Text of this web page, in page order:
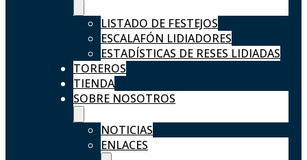
LISTADO DE FESTEJOS
ESCALAFÓN LIDIADORES
ESTADÍSTICAS DE RESES LIDIADAS
TOREROS
TIENDA
SOBRE NOSOTROS
NOTICIAS
ENLACES